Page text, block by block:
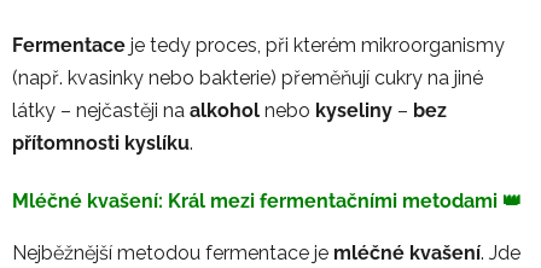
Fermentace je tedy proces, při kterém mikroorganismy
(např. kvasinky nebo bakterie) přeměňují cukry na jiné
látky – nejčastěji na alkohol nebo kyseliny – bez
přítomnosti kyslíku.
Mléčné kvašení: Král mezi fermentačními metodami 👑
Nejběžnější metodou fermentace je mléčné kvašení. Jde